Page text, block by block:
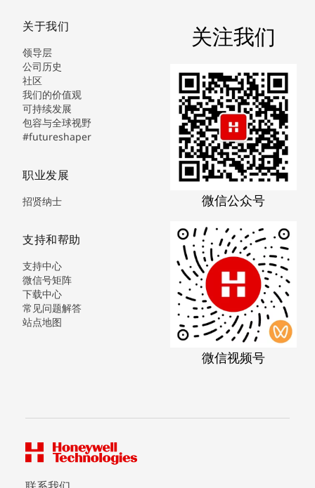
关于我们
领导层
公司历史
社区
我们的价值观
可持续发展
包容与全球视野
#futureshaper
职业发展
招贤纳士
支持和帮助
支持中心
微信号矩阵
下载中心
常见问题解答
站点地图
关注我们
微信公众号
微信视频号